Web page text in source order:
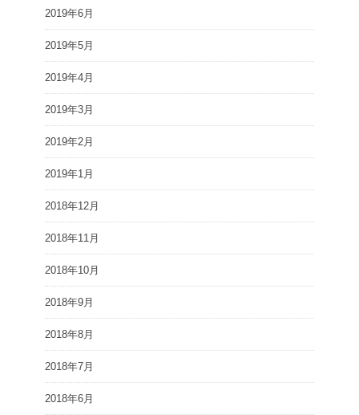
2019年6月
2019年5月
2019年4月
2019年3月
2019年2月
2019年1月
2018年12月
2018年11月
2018年10月
2018年9月
2018年8月
2018年7月
2018年6月